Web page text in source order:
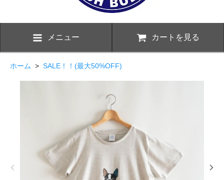
メニュー カートを見る
ホーム > SALE！！(最大50%OFF)